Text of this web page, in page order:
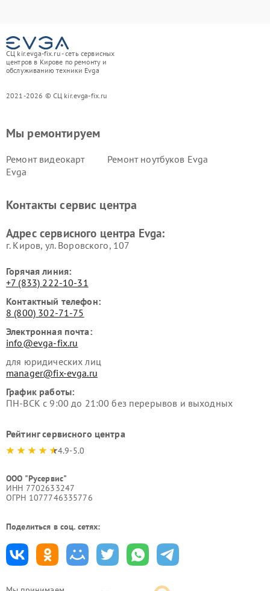
СЦ kir.evga-fix.ru - сеть сервисных
центров в Кирове по ремонту и
обслуживанию техники Evga
2021-2026 © СЦ kir.evga-fix.ru
Мы ремонтируем
Ремонт видеокарт
Evga
Ремонт ноутбуков Evga
Контакты сервис центра
Адрес сервисного центра Evga:
г. Киров, ул. Воровского, 107
Горячая линия:
+7 (833) 222-10-31
Контактный телефон:
8 (800) 302-71-75
Электронная почта:
info@evga-fix.ru
для юридических лиц
manager@fix-evga.ru
График работы:
ПН-ВСК с 9:00 до 21:00 без перерывов и выходных
Рейтинг сервисного центра
4.9-5.0
ООО "Русервис"
ИНН 7702633247
ОГРН 1077746335776
Поделиться в соц. сетях: